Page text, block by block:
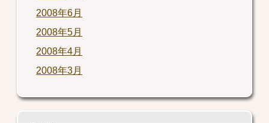
2008年6月
2008年5月
2008年4月
2008年3月